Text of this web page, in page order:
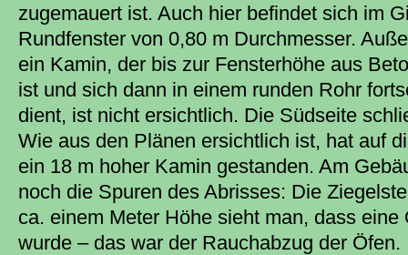
zugemauert ist. Auch hier befindet sich im
Rundfenster von 0,80 m Durchmesser.
ein Kamin, der bis zur Fensterhöhe aus
ist und sich dann in einem runden Rohr
dient, ist nicht ersichtlich. Die Südseite
Wie aus den Plänen ersichtlich ist, hat auf
ein 18 m hoher Kamin gestanden. Am
noch die Spuren des Abrisses: Die
ca. einem Meter Höhe sieht man, dass eine
wurde – das war der Rauchabzug der